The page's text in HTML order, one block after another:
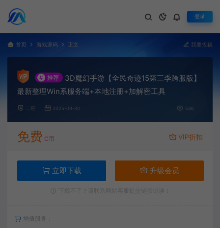
登录
首页 游戏源码 正文 我要投稿
# 推荐
3D魔幻手游【全民奇迹15第三季跨服版】
最新整理Win系服务端+本地注册+加解密工具
二哥 2025-09-30 546
免费 C币 VIP折扣
立即下载 升级会员
增值服务：